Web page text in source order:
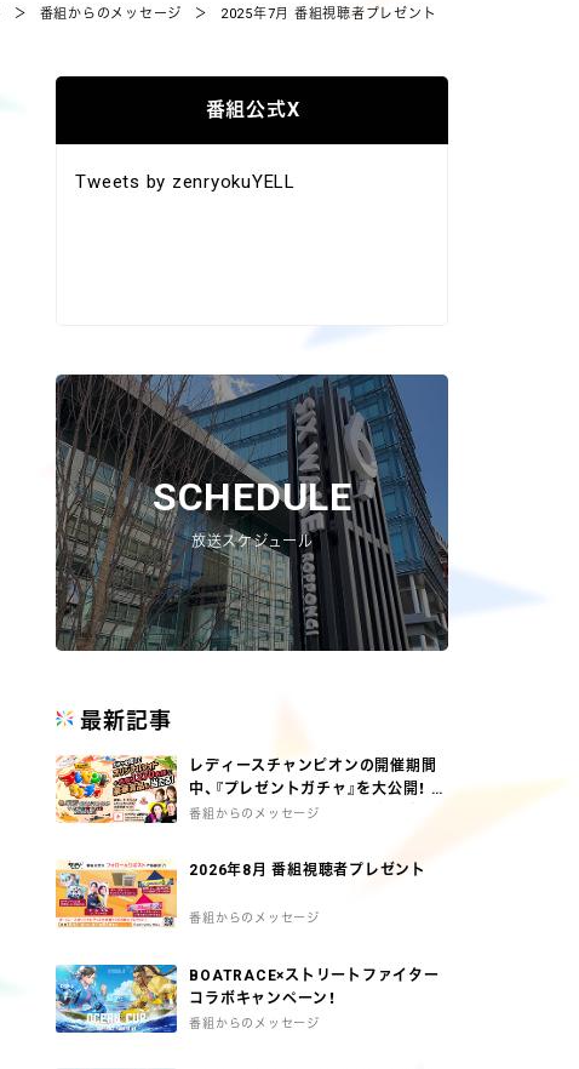
＞ 番組からのメッセージ ＞ 2025年7月 番組視聴者プレゼント
番組公式X
Tweets by zenryokuYELL
SCHEDULE
放送スケジュール
最新記事
レディースチャンピオンの開催期間
中、『プレゼントガチャ』を大公開！ ガ
チャを回して、オリジナルグッズとオ
番組からのメッセージ
2026年8月 番組視聴者プレゼント
番組からのメッセージ
BOATRACE×ストリートファイター
コラボキャンペーン！
番組からのメッセージ